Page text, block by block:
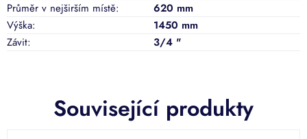
Související produkty
Průměr v nejširším místě:
620 mm
Výška:
1450 mm
Závit: 3/4 "